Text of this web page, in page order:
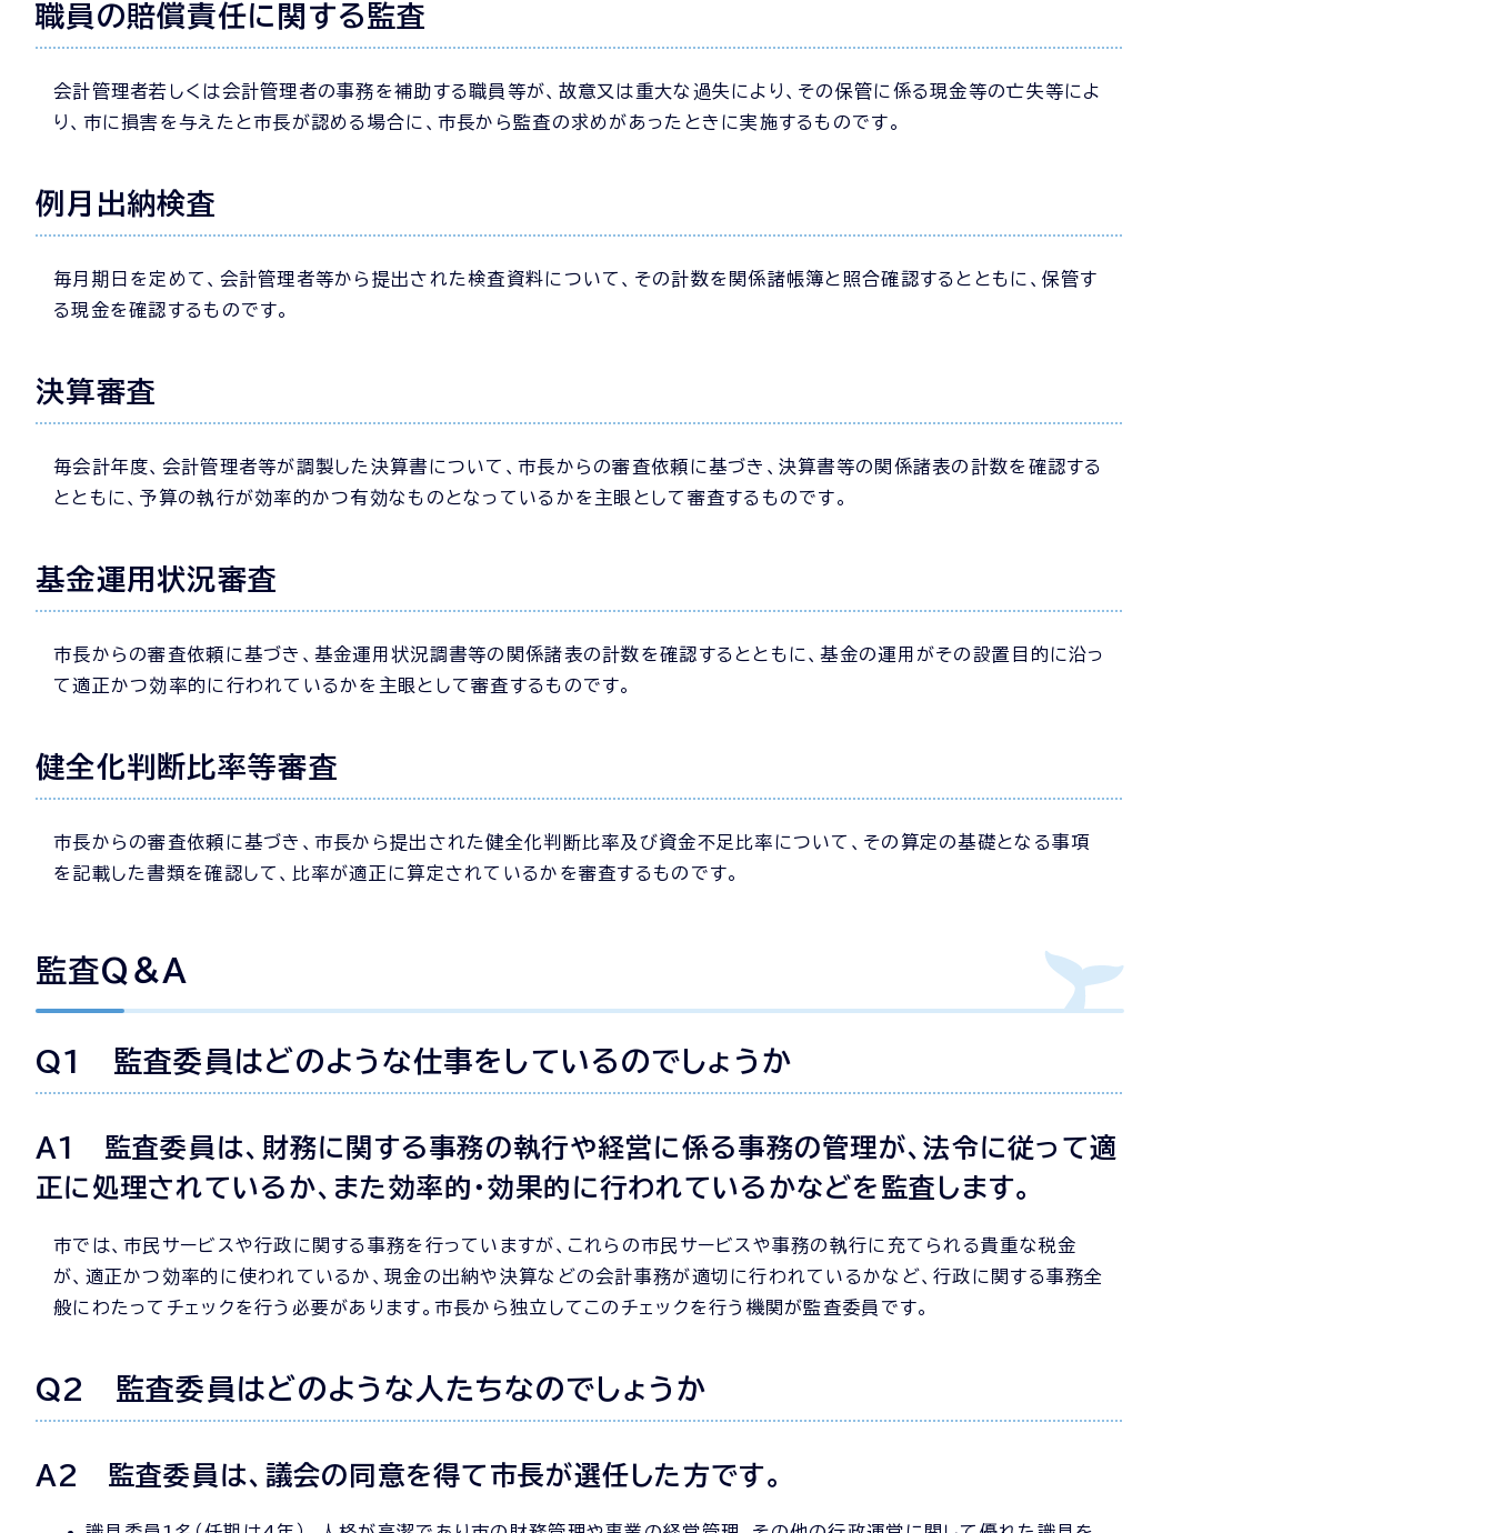
職員の賠償責任に関する監査
会計管理者若しくは会計管理者の事務を補助する職員等が、故意又は重大な過失により、その保管に係る現金等の亡失等によ
り、市に損害を与えたと市長が認める場合に、市長から監査の求めがあったときに実施するものです。
例月出納検査
毎月期日を定めて、会計管理者等から提出された検査資料について、その計数を関係諸帳簿と照合確認するとともに、保管す
る現金を確認するものです。
決算審査
毎会計年度、会計管理者等が調製した決算書について、市長からの審査依頼に基づき、決算書等の関係諸表の計数を確認する
とともに、予算の執行が効率的かつ有効なものとなっているかを主眼として審査するものです。
基金運用状況審査
市長からの審査依頼に基づき、基金運用状況調書等の関係諸表の計数を確認するとともに、基金の運用がその設置目的に沿っ
て適正かつ効率的に行われているかを主眼として審査するものです。
健全化判断比率等審査
市長からの審査依頼に基づき、市長から提出された健全化判断比率及び資金不足比率について、その算定の基礎となる事項
を記載した書類を確認して、比率が適正に算定されているかを審査するものです。
監査Q＆A
Q1 監査委員はどのような仕事をしているのでしょうか
A1 監査委員は、財務に関する事務の執行や経営に係る事務の管理が、法令に従って適
正に処理されているか、また効率的・効果的に行われているかなどを監査します。
市では、市民サービスや行政に関する事務を行っていますが、これらの市民サービスや事務の執行に充てられる貴重な税金
が、適正かつ効率的に使われているか、現金の出納や決算などの会計事務が適切に行われているかなど、行政に関する事務全
般にわたってチェックを行う必要があります。市長から独立してこのチェックを行う機関が監査委員です。
Q2 監査委員はどのような人たちなのでしょうか
A2 監査委員は、議会の同意を得て市長が選任した方です。